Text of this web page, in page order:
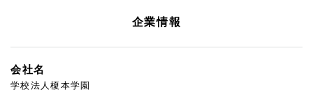
企業情報
会社名
学校法人榎本学園